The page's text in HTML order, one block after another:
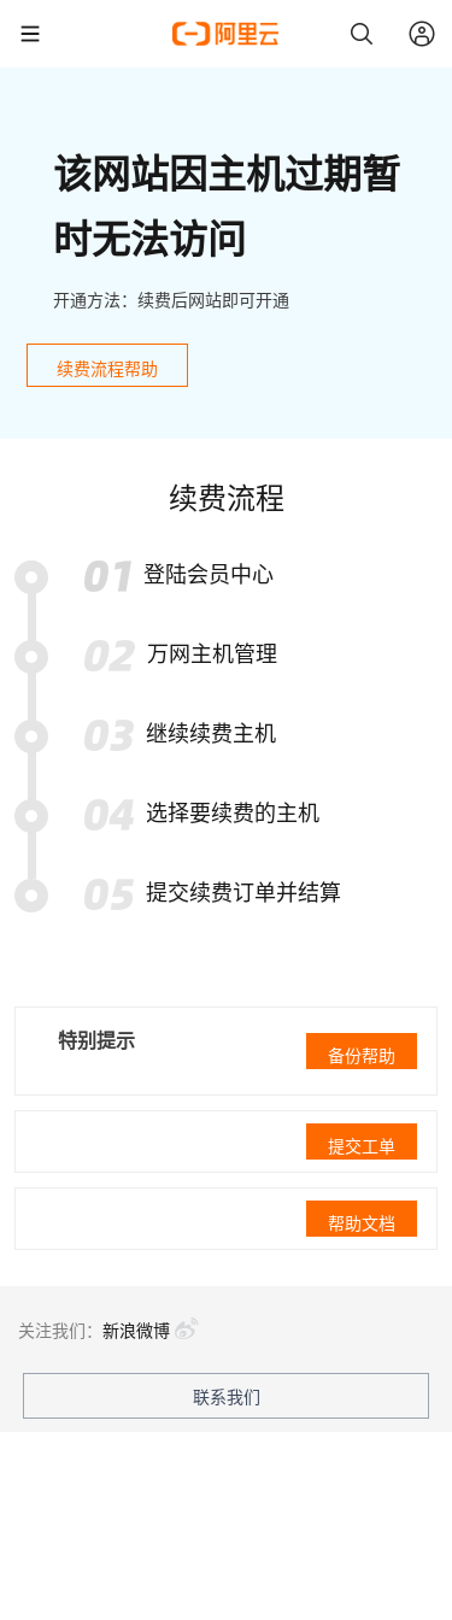
该网站因主机过期暂
时无法访问
开通方法：续费后网站即可开通
续费流程帮助
续费流程
登陆会员中心
万网主机管理
继续续费主机
选择要续费的主机
提交续费订单并结算
特别提示
备份帮助
提交工单
帮助文档